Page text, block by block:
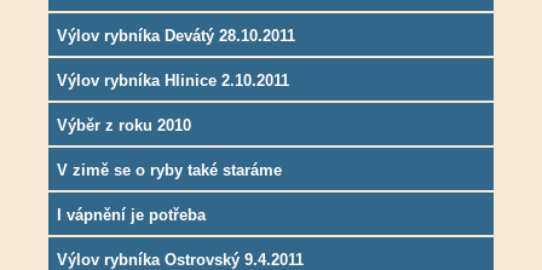
Výlov rybníka Devátý 28.10.2011
Výlov rybníka Hlinice 2.10.2011
Výběr z roku 2010
V zimě se o ryby také staráme
I vápnění je potřeba
Výlov rybníka Ostrovský 9.4.2011